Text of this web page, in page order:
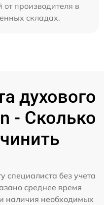
от производителя в
складах.
духового
- Сколько
специалиста без учета
среднее время
наличия необходимых